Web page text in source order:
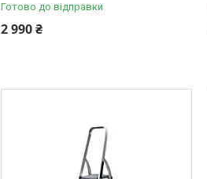
Готово до відправки
2 990 ₴